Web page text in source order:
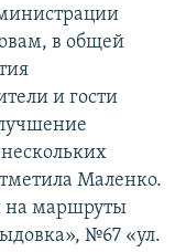
в общей
и гости
Маленко.
на маршруты
№67 «ул.